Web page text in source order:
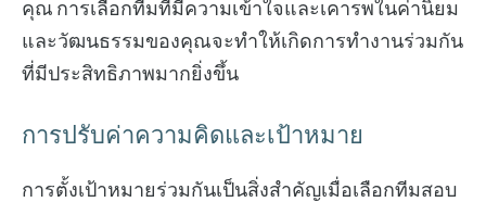
คุณ การเลือกทีมที่มีความเข้าใจและเคารพในค่านิยม
และวัฒนธรรมของคุณจะทำให้เกิดการทำงานร่วมกัน
ที่มีประสิทธิภาพมากยิ่งขึ้น
การปรับค่าความคิดและเป้าหมาย
การตั้งเป้าหมายร่วมกันเป็นสิ่งสำคัญเมื่อเลือกทีมสอบ